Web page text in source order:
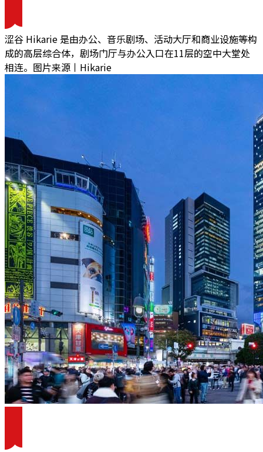
涩谷 Hikarie 是由办公、音乐剧场、活动大厅和商业设施等构
成的高层综合体，剧场门厅与办公入口在11层的空中大堂处
相连。图片来源丨Hikarie